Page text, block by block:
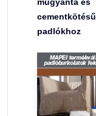
cementkötésű
padlókhoz